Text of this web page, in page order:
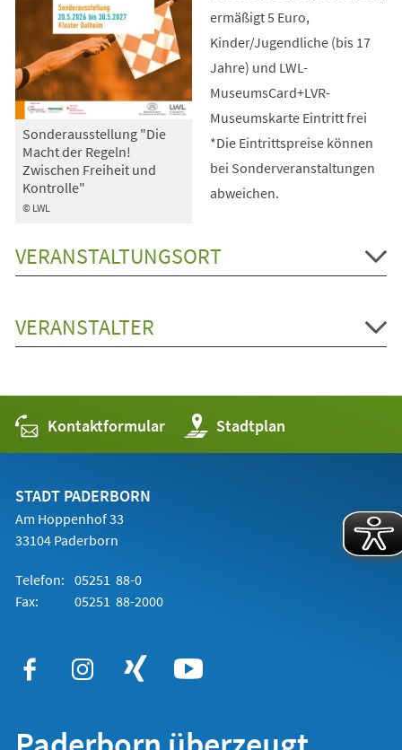
© LWL
Sonderausstellung "Die
Macht der Regeln!
Zwischen Freiheit und
Kontrolle"
ermäßigt 5 Euro,
Kinder/Jugendliche (bis 17
Jahre) und LWL-
MuseumsCard+LVR-
Museumskarte Eintritt frei
*Die Eintrittspreise können
bei Sonderveranstaltungen
abweichen.
VERANSTALTUNGSORT
VERANSTALTER
Kontaktformular Stadtplan
(Öffnet
in
einem
STADT PADERBORN
Am Hoppenhof 33
33104 Paderborn
Telefon: 05251 88-0
Fax:
05251 88-2000